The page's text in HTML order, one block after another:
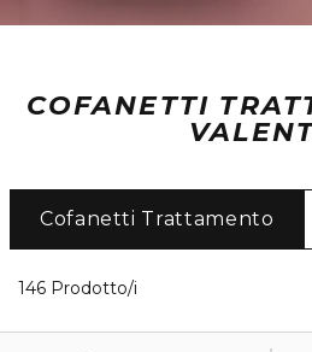
COFANETTI
Cofanetti Trattamento
146 Prodotto/i